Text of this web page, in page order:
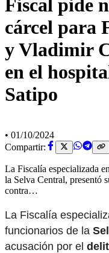
Fiscal pide
cárcel para
y Vladimir
en el
Satipo
• 01/10/2024
Compartir:
La Fiscalía especializada
la Selva Central, presentó
contra…
La Fiscalía
funcionarios de la
acusación por el